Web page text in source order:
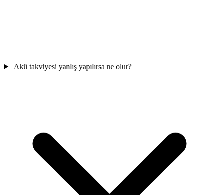
Akü takviyesi yanlış yapılırsa ne olur?